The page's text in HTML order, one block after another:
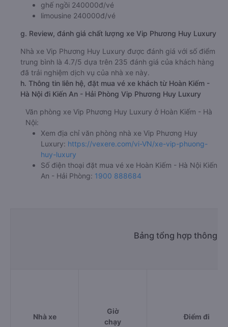
ghế ngồi 240000đ/vé
limousine 240000đ/vé
g. Review, đánh giá chất lượng xe Vip Phương Huy Luxury
Nhà xe Vip Phương Huy Luxury được đánh giá với số điểm
trung bình là 4.7/5 dựa trên 235 đánh giá của khách hàng
đã trải nghiệm dịch vụ của nhà xe này.
h. Thông tin liên hệ, đặt mua vé xe khách từ Hoàn Kiếm -
Hà Nội đi Kiến An - Hải Phòng Vip Phương Huy Luxury
Văn phòng xe Vip Phương Huy Luxury ở Hoàn Kiếm - Hà
Nội:
Xem địa chỉ văn phòng nhà xe Vip Phương Huy
Luxury: https://vexere.com/vi-VN/xe-vip-phuong-
huy-luxury
Số điện thoại đặt mua vé xe Hoàn Kiếm - Hà Nội Kiến
An - Hải Phòng: 1900 888684
Bảng tổng hợp thông
Nhà xe
Giờ
chạy
Điểm đi